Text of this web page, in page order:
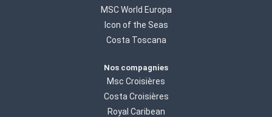
MSC World Europa
Icon of the Seas
Costa Toscana
Nos compagnies
Msc Croisières
Costa Croisières
Royal Caribean